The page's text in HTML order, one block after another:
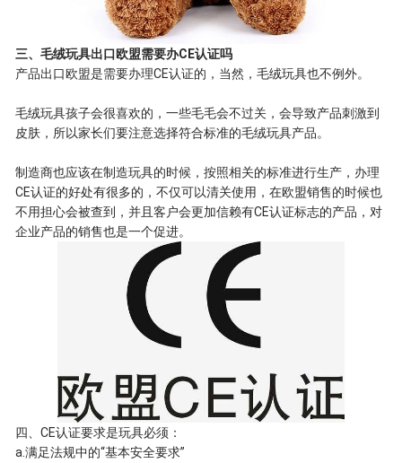
三、毛绒玩具出口欧盟需要办CE认证吗
产品出口欧盟是需要办理CE认证的，当然，毛绒玩具也不例外。
毛绒玩具孩子会很喜欢的，一些毛毛会不过关，会导致产品刺激到
皮肤，所以家长们要注意选择符合标准的毛绒玩具产品。
制造商也应该在制造玩具的时候，按照相关的标准进行生产，办理
CE认证的好处有很多的，不仅可以清关使用，在欧盟销售的时候也
不用担心会被查到，并且客户会更加信赖有CE认证标志的产品，对
企业产品的销售也是一个促进。
四、CE认证要求是玩具必须：
a.满足法规中的“基本安全要求”